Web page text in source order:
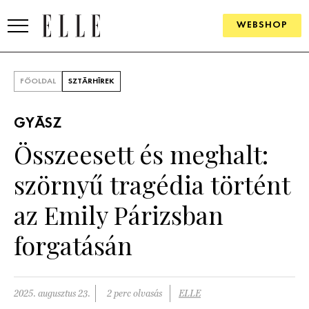
WEBSHOP
SZÉPSÉG
PÁRKAPCSOLAT
FŐOLDAL SZTÁRHÍREK
GYÁSZ
Összeesett és meghalt:
szörnyű tragédia történt
az Emily Párizsban
forgatásán
2025. augusztus 23. 2 perc olvasás ELLE